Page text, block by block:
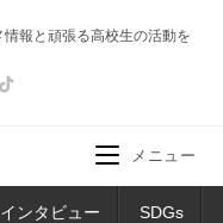
報と頑張る高校生の活動を
インタビュー SDGs
メニュー